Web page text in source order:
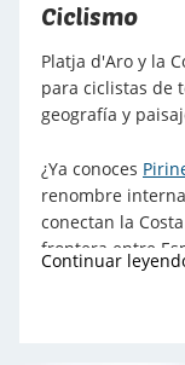
Ciclismo
Platja d'Aro y la
para ciclistas de
geografía y
¿Ya conoces
renombre
conectan la
frontera entre
Continuar